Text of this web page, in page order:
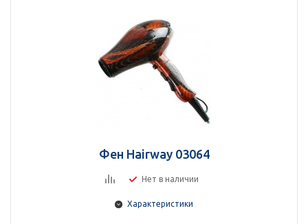
Фен Hairway 03064
Нет в наличии
Характеристики